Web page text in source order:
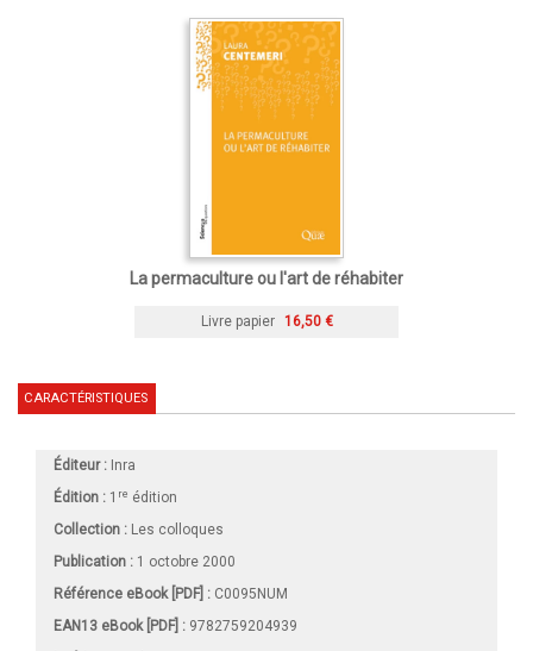
La permaculture ou l'art de réhabiter
Livre papier 16,50 €
CARACTÉRISTIQUES
Éditeur : Inra
Édition : 1 re édition
Collection : Les colloques
Publication : 1 octobre 2000
Référence eBook [PDF] : C0095NUM
EAN13 eBook [PDF] : 9782759204939